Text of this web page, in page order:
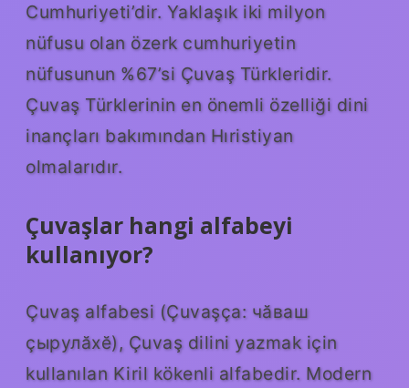
Cumhuriyeti’dir. Yaklaşık iki milyon
nüfusu olan özerk cumhuriyetin
nüfusunun %67’si Çuvaş Türkleridir.
Çuvaş Türklerinin en önemli özelliği dini
inançları bakımından Hıristiyan
olmalarıdır.
Çuvaşlar hangi alfabeyi
kullanıyor?
Çuvaş alfabesi (Çuvaşça: чӑваш
çырулӑхӗ), Çuvaş dilini yazmak için
kullanılan Kiril kökenli alfabedir. Modern